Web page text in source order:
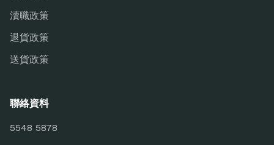
瀆職政策
退貨政策
送貨政策
聯絡資料
5548 5878